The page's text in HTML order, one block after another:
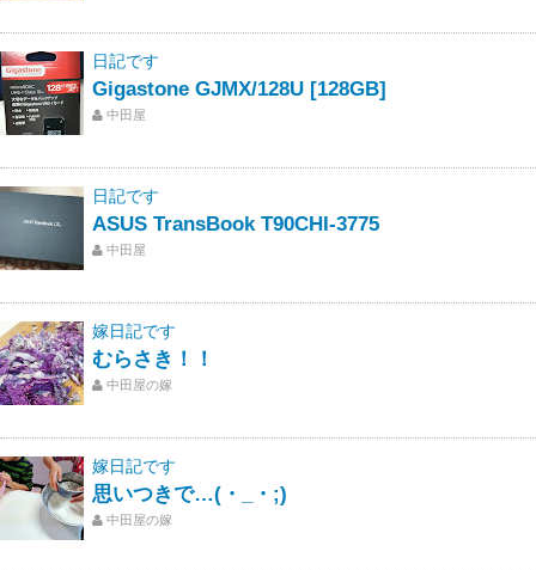
日記です
Gigastone GJMX/128U [128GB]
中田屋
日記です
ASUS TransBook T90CHI-3775
中田屋
嫁日記です
むらさき！！
中田屋の嫁
嫁日記です
思いつきで…(・_・;)
中田屋の嫁